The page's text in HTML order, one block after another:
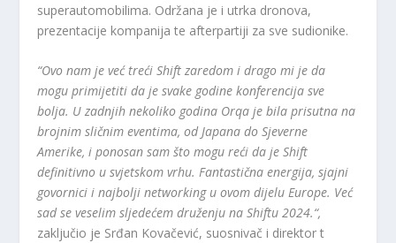
superautomobilima. Održana je i utrka dronova,
prezentacije kompanija te afterpartiji za sve sudionike.
“Ovo nam je već treći Shift zaredom i drago mi je da
mogu primijetiti da je svake godine konferencija sve
bolja. U zadnjih nekoliko godina Orqa je bila prisutna na
brojnim sličnim eventima, od Japana do Sjeverne
Amerike, i ponosan sam što mogu reći da je Shift
definitivno u svjetskom vrhu. Fantastična energija, sjajni
govornici i najbolji networking u ovom dijelu Europe. Već
sad se veselim sljedećem druženju na Shiftu 2024.“,
zaključio je Srđan Kovačević, suosnivač i direktor t